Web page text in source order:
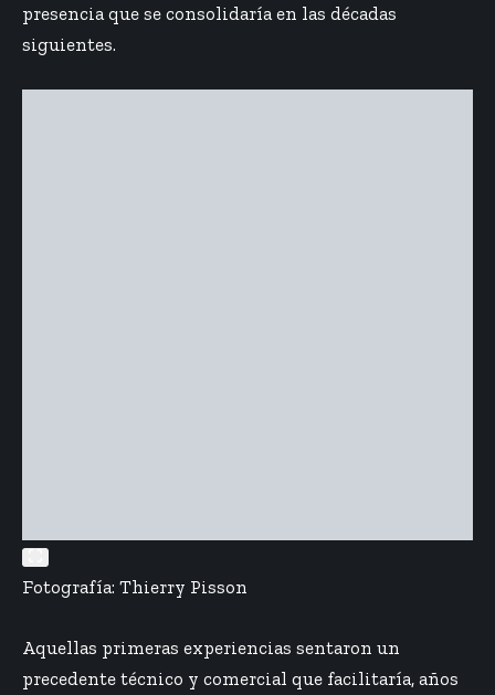
presencia que se consolidaría en las décadas
siguientes.
Fotografía: Thierry Pisson
Aquellas primeras experiencias sentaron un
precedente técnico y comercial que facilitaría, años